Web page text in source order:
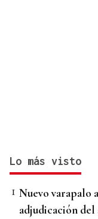
Lo más visto
Nuevo varapalo
adjudicación del